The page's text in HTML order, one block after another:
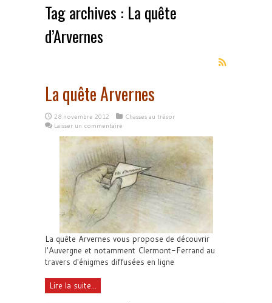
Tag archives : La quête
d’Arvernes
La quête Arvernes
28 novembre 2012
Chasses au trésor
Laisser un commentaire
La quête Arvernes vous propose de découvrir
l'Auvergne et notamment Clermont-Ferrand au
travers d'énigmes diffusées en ligne
Lire la suite...